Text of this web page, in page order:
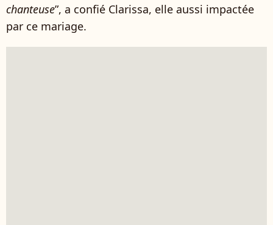
chanteuse”, a confié Clarissa, elle aussi impactée
par ce mariage.